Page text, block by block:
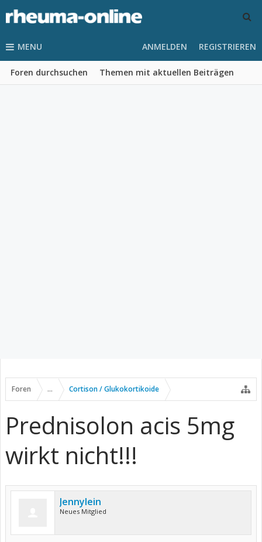
MENU
Foren durchsuchen Themen mit aktuellen Beiträgen
ANMELDEN REGISTRIEREN
Foren ... Cortison / Glukokortikoide
Prednisolon acis 5mg
wirkt nicht!!!
Jennylein
Neues Mitglied